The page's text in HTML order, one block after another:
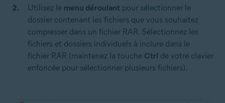
Utilisez le menu déroulant pour sélectionner le
dossier contenant les fichiers que vous souhaitez
compresser dans un fichier RAR. Sélectionnez les
fichiers et dossiers individuels à inclure dans le
fichier RAR (maintenez la touche Ctrl de votre clavier
enfoncée pour sélectionner plusieurs fichiers).